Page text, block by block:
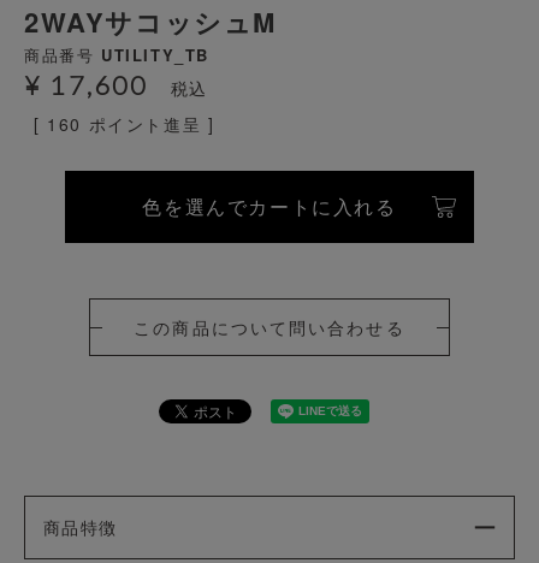
2WAYサコッシュM
商品番号 UTILITY_TB
¥ 17,600
税込
[ 160 ポイント進呈 ]
色を選んでカートに入れる
この商品について問い合わせる
商品特徴